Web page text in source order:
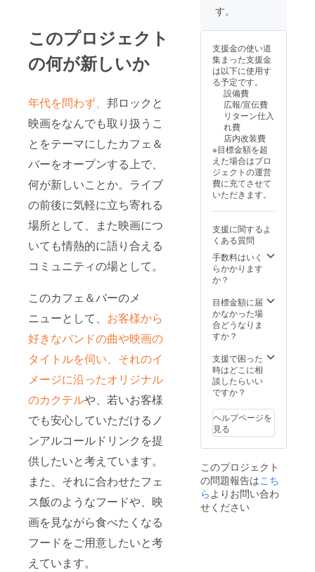
このプロジェクト
の何が新しいか
年代を問わず、 邦ロックと
映画をなんでも取り扱うこ
とをテーマにしたカフェ＆
バーをオープンする上で、
何が新しいことか。ライブ
の前後に気軽に立ち寄れる
場所として、また映画につ
いても情熱的に語り合える
コミュニティの場として。
このカフェ＆バーのメ
ニューとして、 お客様から
好きなバンドの曲や映画の
タイトルを伺い、それのイ
メージに沿ったオリジナル
のカクテルや、若いお客様
でも安心していただけるノ
ンアルコールドリンクを提
供したいと考えています。
また、それに合わせたフェ
ス飯のようなフードや、映
画を見ながら食べたくなる
フードをご用意したいと考
えています。
供時期は（仮）
となっていま
す。お届け予定
日に設定の
「2026年4月」
より遅れる場
合、支援者様へ
ご連絡し、真摯
に対応いたしま
す。
す。
支援金の使い道
集まった支援金
は以下に使用す
る予定です。
設備費
広報/宣伝費
リターン仕入
れ費
店内改装費
※目標金額を超
えた場合はプロ
ジェクトの運営
費に充てさせて
いただきます。
支援に関するよ
くある質問
手数料はいく
らかかります
か？
目標金額に届
かなかった場
合どうなりま
すか？
支援で困った
時はどこに相
談したらいい
ですか？
ヘルプページを
見る
このプロジェクト
の問題報告はこち
らよりお問い合わ
せください